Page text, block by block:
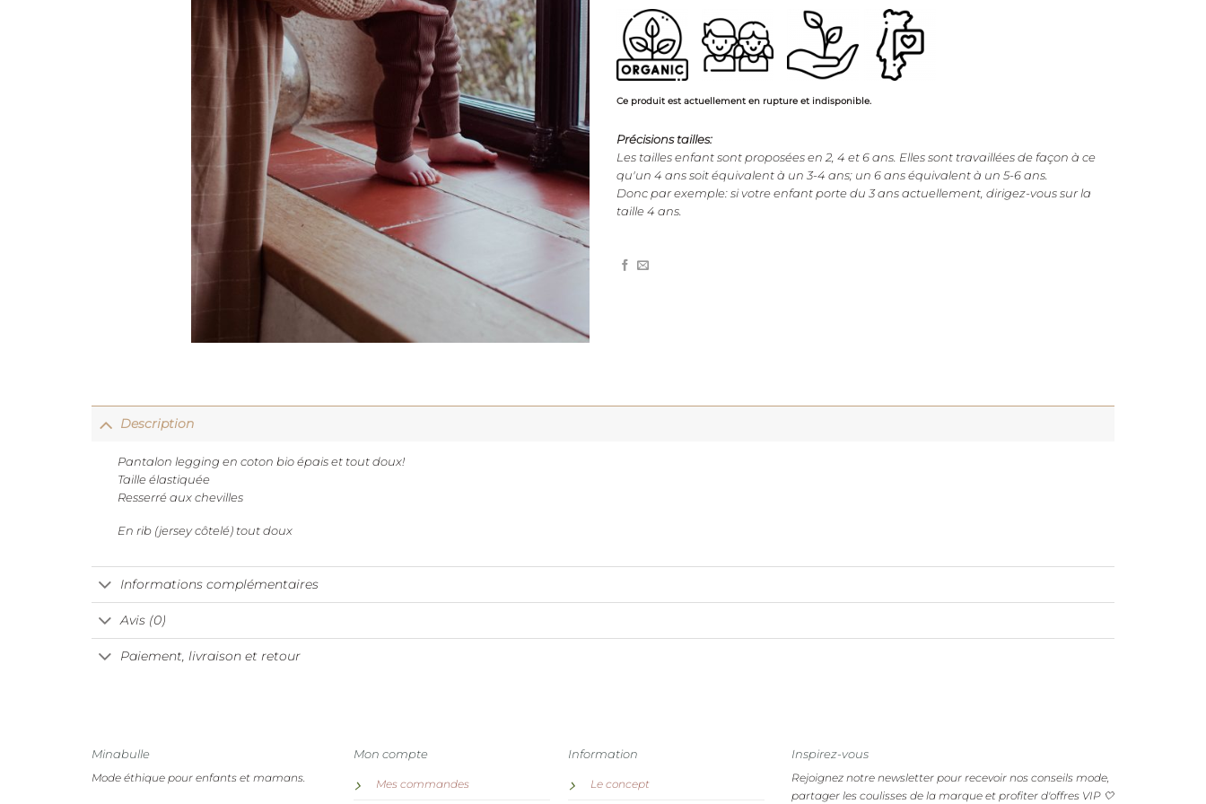
Ce produit est actuellement en rupture et indisponible.
Précisions tailles:
Les tailles enfant sont proposées en 2, 4 et 6 ans. Elles sont travaillées de façon à ce
qu'un 4 ans soit équivalent à un 3-4 ans; un 6 ans équivalent à un 5-6 ans.
Donc par exemple: si votre enfant porte du 3 ans actuellement, dirigez-vous sur la
taille 4 ans.
Description
Pantalon legging en coton bio épais et tout doux!
Taille élastiquée
Resserré aux chevilles
En rib (jersey côtelé) tout doux
Informations complémentaires
Avis (0)
Paiement, livraison et retour
Minabulle
Mode éthique pour enfants et mamans.
Mon compte
Mes commandes
Information
Le concept
Inspirez-vous
Rejoignez notre newsletter pour recevoir nos conseils mode,
partager les coulisses de la marque et profiter d'offres VIP 🤍